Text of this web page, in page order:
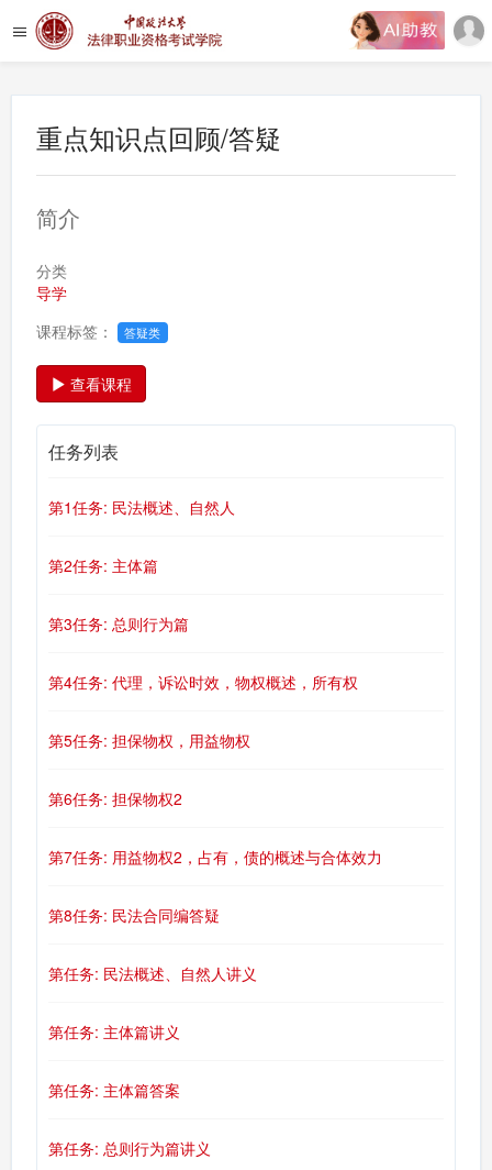
重点知识点回顾/答疑
简介
分类
导学
课程标签：
答疑类
查看课程
任务列表
第1任务: 民法概述、自然人
第2任务: 主体篇
第3任务: 总则行为篇
第4任务: 代理，诉讼时效，物权概述，所有权
第5任务: 担保物权，用益物权
第6任务: 担保物权2
第7任务: 用益物权2，占有，债的概述与合体效力
第8任务: 民法合同编答疑
第任务: 民法概述、自然人讲义
第任务: 主体篇讲义
第任务: 主体篇答案
第任务: 总则行为篇讲义